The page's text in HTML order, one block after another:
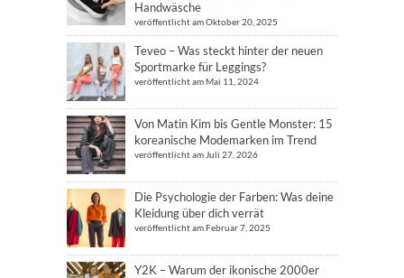
Handwäsche
veröffentlicht am Oktober 20, 2025
Teveo – Was steckt hinter der neuen
Sportmarke für Leggings?
veröffentlicht am Mai 11, 2024
Von Matin Kim bis Gentle Monster: 15
koreanische Modemarken im Trend
veröffentlicht am Juli 27, 2026
Die Psychologie der Farben: Was deine
Kleidung über dich verrät
veröffentlicht am Februar 7, 2025
Y2K – Warum der ikonische 2000er